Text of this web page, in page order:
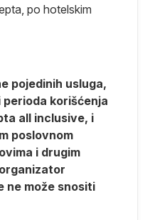
po hotelskim
pojedinih usluga,
perioda korišćenja
all inclusive, i
poslovnom
i drugim
ne može snositi